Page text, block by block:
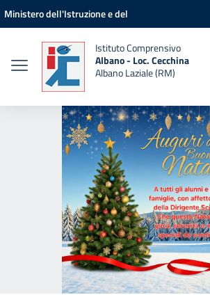
Vai ai contenuti
Vai al menu di navigazione
Vai al footer
Ministero dell'Istruzione e del
Istituto Comprensivo
Albano - Loc. Cecchina
Albano Laziale (RM)